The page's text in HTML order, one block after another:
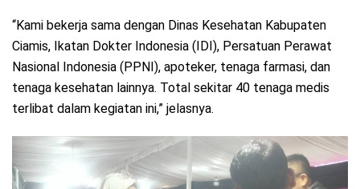
“Kami bekerja sama dengan Dinas Kesehatan Kabupaten
Ciamis, Ikatan Dokter Indonesia (IDI), Persatuan Perawat
Nasional Indonesia (PPNI), apoteker, tenaga farmasi, dan
tenaga kesehatan lainnya. Total sekitar 40 tenaga medis
terlibat dalam kegiatan ini,” jelasnya.